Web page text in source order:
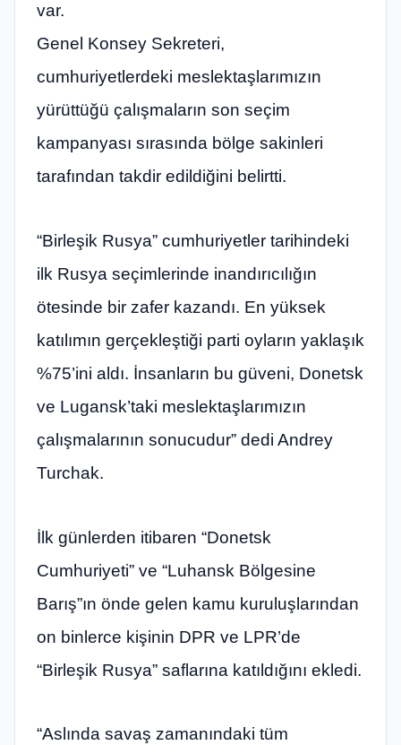
var.
Genel Konsey Sekreteri,
cumhuriyetlerdeki meslektaşlarımızın
yürüttüğü çalışmaların son seçim
kampanyası sırasında bölge sakinleri
tarafından takdir edildiğini belirtti.
“Birleşik Rusya” cumhuriyetler tarihindeki
ilk Rusya seçimlerinde inandırıcılığın
ötesinde bir zafer kazandı. En yüksek
katılımın gerçekleştiği parti oyların yaklaşık
%75’ini aldı. İnsanların bu güveni, Donetsk
ve Lugansk’taki meslektaşlarımızın
çalışmalarının sonucudur” dedi Andrey
Turchak.
İlk günlerden itibaren “Donetsk
Cumhuriyeti” ve “Luhansk Bölgesine
Barış”ın önde gelen kamu kuruluşlarından
on binlerce kişinin DPR ve LPR’de
“Birleşik Rusya” saflarına katıldığını ekledi.
“Aslında savaş zamanındaki tüm